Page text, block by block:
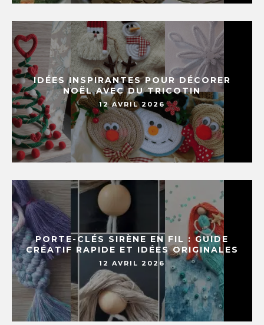
IDÉES INSPIRANTES POUR DÉCORER
NOËL AVEC DU TRICOTIN
12 AVRIL 2026
PORTE-CLÉS SIRÈNE EN FIL : GUIDE
CRÉATIF RAPIDE ET IDÉES ORIGINALES
12 AVRIL 2026